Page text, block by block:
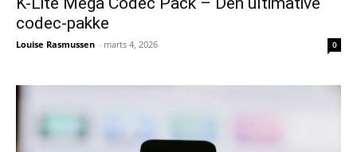
codec-pakke
Louise Rasmussen - marts 4, 2026 0